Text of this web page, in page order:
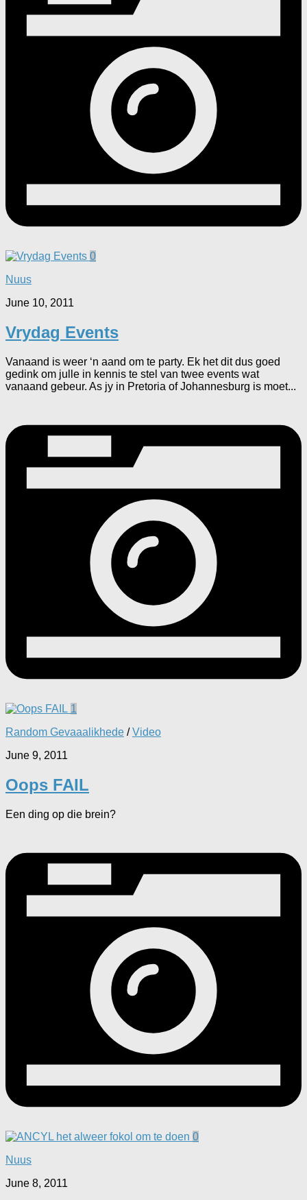
0
Nuus
June 10, 2011
Vrydag Events
Vanaand is weer ‘n aand om te party. Ek het dit dus goed
gedink om julle in kennis te stel van twee events wat
vanaand gebeur. As jy in Pretoria of Johannesburg is moet...
1
Random Gevaaalikhede /Video
June 9, 2011
Oops FAIL
Een ding op die brein?
0
Nuus
June 8, 2011